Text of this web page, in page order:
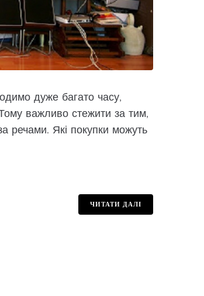
дуже багато часу,
важливо стежити за тим,
речами. Які покупки можуть
ЧИТАТИ ДАЛІ